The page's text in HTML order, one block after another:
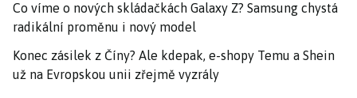
Co víme o nových skládačkách Galaxy Z? Samsung chystá
radikální proměnu i nový model
Konec zásilek z Číny? Ale kdepak, e-shopy Temu a Shein
už na Evropskou unii zřejmě vyzrály